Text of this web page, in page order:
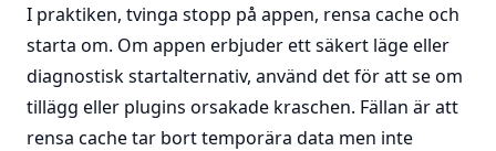
I praktiken, tvinga stopp på appen, rensa cache och
starta om. Om appen erbjuder ett säkert läge eller
diagnostisk startalternativ, använd det för att se om
tillägg eller plugins orsakade kraschen. Fällan är att
rensa cache tar bort temporära data men inte